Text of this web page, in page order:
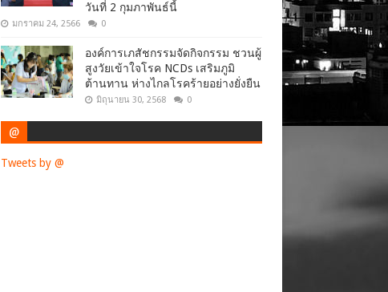
วันที่ 2 กุมภาพันธ์นี้
มกราคม 24, 2566 0
องค์การเภสัชกรรมจัดกิจกรรม ชวนผู้
สูงวัยเข้าใจโรค NCDs เสริมภูมิ
ต้านทาน ห่างไกลโรคร้ายอย่างยั่งยืน
มิถุนายน 30, 2568 0
@
Tweets by @